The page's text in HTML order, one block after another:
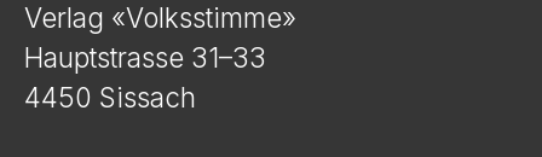
Verlag «Volksstimme»
Hauptstrasse 31–33
4450 Sissach